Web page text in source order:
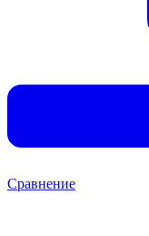
Сравнение